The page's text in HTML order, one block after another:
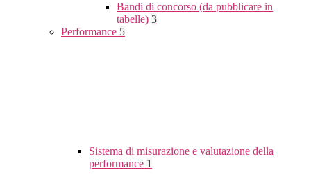
Bandi di concorso (da pubblicare in
tabelle) 3
Performance 5
Sistema di misurazione e valutazione della
performance 1